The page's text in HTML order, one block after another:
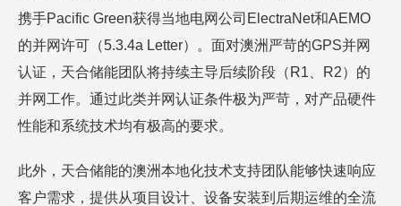
携手Pacific Green获得当地电网公司ElectraNet和AEMO
的并网许可（5.3.4a Letter）。面对澳洲严苛的GPS并网
认证，天合储能团队将持续主导后续阶段（R1、R2）的
并网工作。通过此类并网认证条件极为严苛，对产品硬件
性能和系统技术均有极高的要求。
此外，天合储能的澳洲本地化技术支持团队能够快速响应
客户需求，提供从项目设计、设备安装到后期运维的全流